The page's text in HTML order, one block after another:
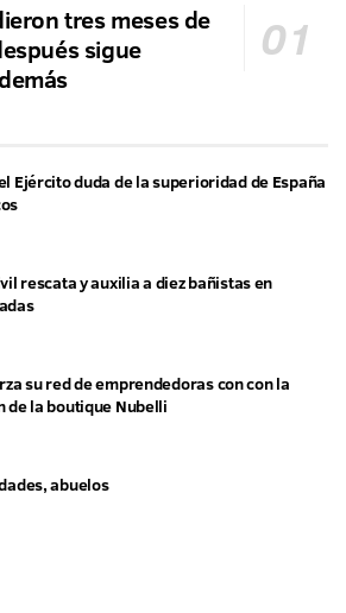
tres meses de
sigue
Ejército duda de la superioridad de España
rescata y auxilia a diez bañistas en
su red de emprendedoras con con la
de la boutique Nubelli
abuelos